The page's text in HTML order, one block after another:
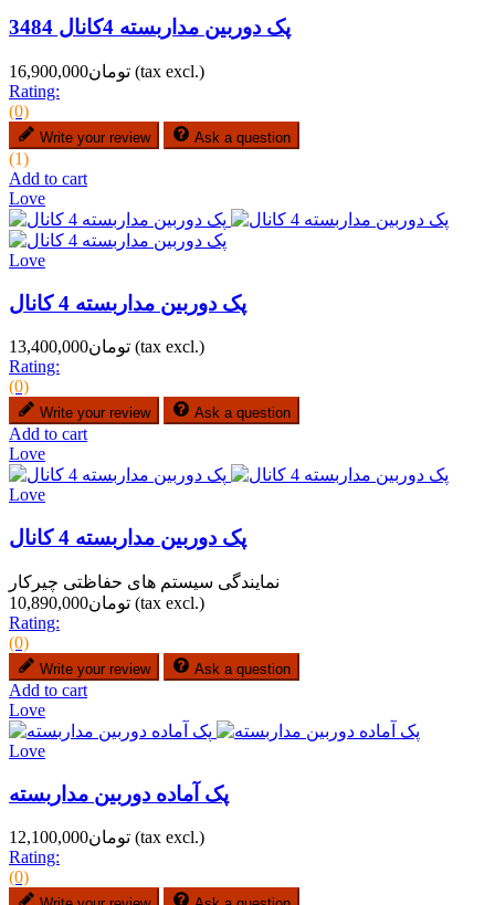
پک دوربین مداربسته 4کانال 3484
تومان16,900,000 (tax excl.)
Rating:
(0)
Write your review Ask a question
(1)
Add to cart
Love
Love
پک دوربین مداربسته 4 کانال
تومان13,400,000 (tax excl.)
Rating:
(0)
Write your review Ask a question
Add to cart
Love
Love
پک دوربین مداربسته 4 کانال
نمایندگی سیستم های حفاظتی چیرکار
تومان10,890,000 (tax excl.)
Rating:
(0)
Write your review Ask a question
Add to cart
Love
Love
پک آماده دوربین مداربسته
تومان12,100,000 (tax excl.)
Rating:
(0)